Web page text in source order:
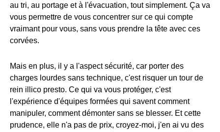
au tri, au portage et à l'évacuation, tout simplement. Ça va
vous permettre de vous concentrer sur ce qui compte
vraimant pour vous, sans vous prendre la tête avec ces
corvées.
Mais en plus, il y a l'aspect sécurité, car porter des
charges lourdes sans technique, c'est risquer un tour de
rein illico presto. Ce qui va vous protéger, c'est
l'expérience d'équipes formées qui savent comment
manipuler, comment démonter sans se blesser. Et cette
prudence, elle n'a pas de prix, croyez-moi, j'en ai vu des